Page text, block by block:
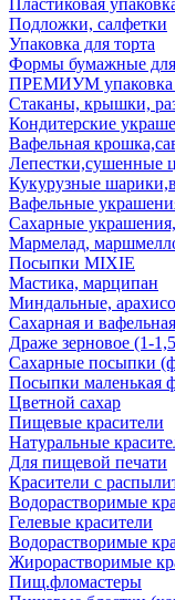
Пластиковая
Подложки, салфетки
Упаковка для торта
Формы бумажные
ПРЕМИУМ упаковка
Стаканы, крышки,
Кондитерские
Вафельная
Лепестки,сушенные
Кукурузные
Вафельные
Сахарные
Мармелад,
Посыпки MIXIE
Мастика, марципан
Миндальные,
Сахарная и
Драже зерновое (1-
Сахарные посыпки
Посыпки маленькая
Цветной сахар
Пищевые красители
Натуральные
Для пищевой печати
Красители с
Водорастворимые
Гелевые красители
Водорастворимые
Жирорастворимые
Пищ.фломастеры